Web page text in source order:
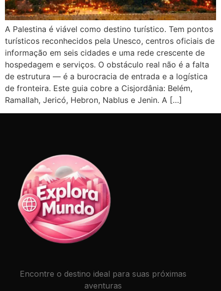
A Palestina é viável como destino turístico. Tem pontos
turísticos reconhecidos pela Unesco, centros oficiais de
informação em seis cidades e uma rede crescente de
hospedagem e serviços. O obstáculo real não é a falta
de estrutura — é a burocracia de entrada e a logística
de fronteira. Este guia cobre a Cisjordânia: Belém,
Ramallah, Jericó, Hebron, Nablus e Jenin. A […]
Encontre o destino ideal para suas próximas
aventuras